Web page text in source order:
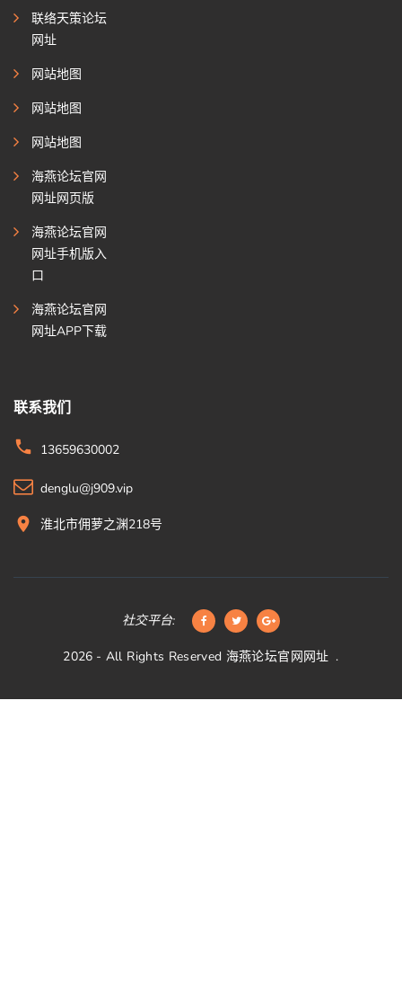
联络天策论坛
网址
网站地图
网站地图
网站地图
海燕论坛官网
网址网页版
海燕论坛官网
网址手机版入
口
海燕论坛官网
网址APP下载
联系我们
13659630002
denglu@j909.vip
淮北市佣萝之渊218号
社交平台:
2026 - All Rights Reserved 海燕论坛官网网址 .